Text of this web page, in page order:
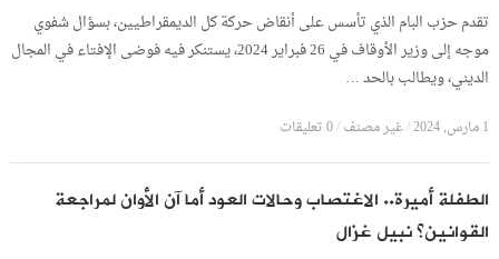
تقدم حزب البام الذي تأسس على أنقاض حركة كل الديمقراطيين، بسؤال شفوي
موجه إلى وزير الأوقاف في 26 فبراير 2024، يستنكر فيه فوضى الإفتاء في المجال
الديني، ويطالب بالحد …
1 مارس, 2024 /غير مصنف/0 تعليقات
الطفلة أميرة.. الاغتصاب وحالات العود أما آن الأوان لمراجعة
القوانين؟ نبيل غزال